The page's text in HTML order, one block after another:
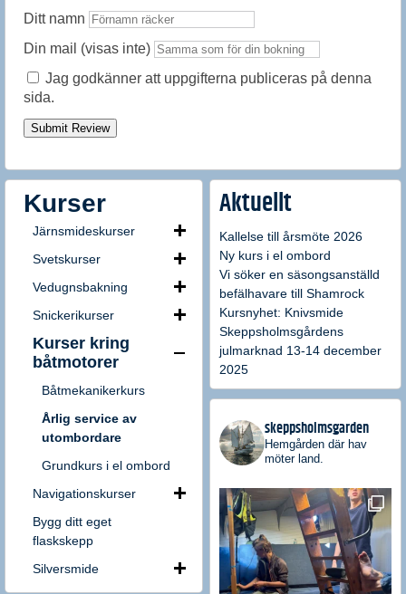
Kurser
Järnsmideskurser
Svetskurser
Vedugnsbakning
Snickerikurser
Kurser kring
båtmotorer
Båtmekanikerkurs
Årlig service av
utombordare
Grundkurs i el ombord
Navigationskurser
Bygg ditt eget
flaskskepp
Silversmide
Ditt namn
Din mail (visas inte)
Jag godkänner att uppgifterna publiceras på denna
sida.
Submit Review
Aktuellt
Kallelse till årsmöte 2026
Ny kurs i el ombord
Vi söker en säsongsanställd
befälhavare till Shamrock
Kursnyhet: Knivsmide
Skeppsholmsgårdens
julmarknad 13-14 december
2025
skeppsholmsgarden
Hemgården där hav
möter land.